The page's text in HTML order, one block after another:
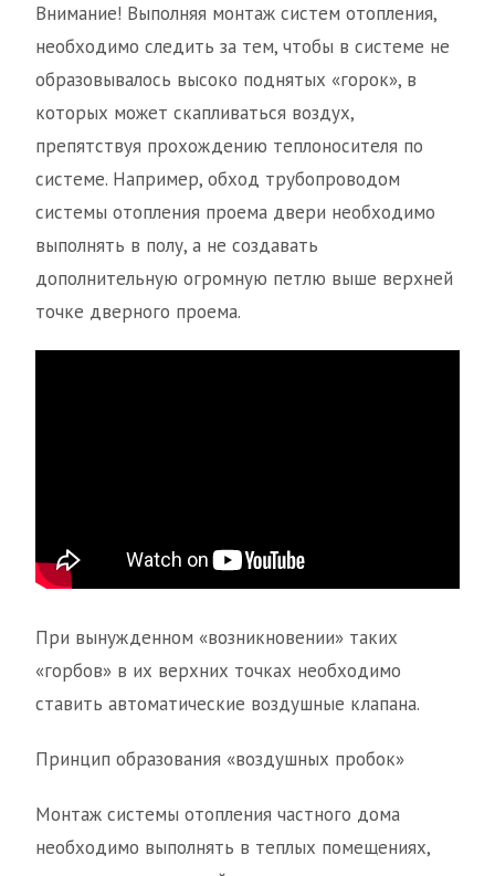
Внимание! Выполняя монтаж систем отопления,
необходимо следить за тем, чтобы в системе не
образовывалось высоко поднятых «горок», в
которых может скапливаться воздух,
препятствуя прохождению теплоносителя по
системе. Например, обход трубопроводом
системы отопления проема двери необходимо
выполнять в полу, а не создавать
дополнительную огромную петлю выше верхней
точке дверного проема.
При вынужденном «возникновении» таких
«горбов» в их верхних точках необходимо
ставить автоматические воздушные клапана.
Принцип образования «воздушных пробок»
Монтаж системы отопления частного дома
необходимо выполнять в теплых помещениях,